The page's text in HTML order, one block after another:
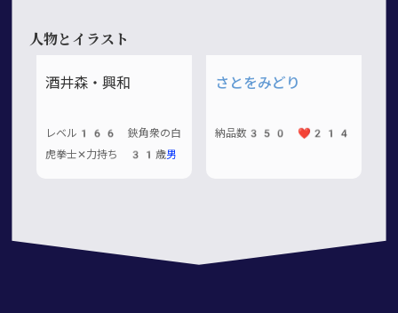
人物とイラスト
酒井森・興和
レベル166 鋏角衆の白
虎拳士✕力持ち 31歳男
さとをみどり
納品数350 ❤️214